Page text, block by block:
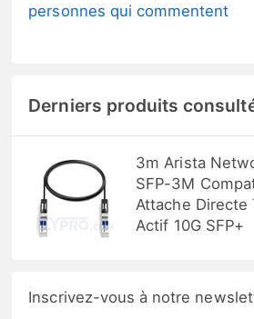
personnes qui commentent
Derniers produits
3m Arista
SFP-3M
Attache Directe
Actif 10G SFP+
Inscrivez-vous à notre